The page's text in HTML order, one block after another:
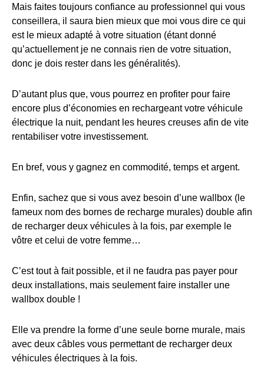
Mais faites toujours confiance au professionnel qui vous
conseillera, il saura bien mieux que moi vous dire ce qui
est le mieux adapté à votre situation (étant donné
qu’actuellement je ne connais rien de votre situation,
donc je dois rester dans les généralités).
D’autant plus que, vous pourrez en profiter pour faire
encore plus d’économies en rechargeant votre véhicule
électrique la nuit, pendant les heures creuses afin de vite
rentabiliser votre investissement.
En bref, vous y gagnez en commodité, temps et argent.
Enfin, sachez que si vous avez besoin d’une wallbox (le
fameux nom des bornes de recharge murales) double afin
de recharger deux véhicules à la fois, par exemple le
vôtre et celui de votre femme…
C’est tout à fait possible, et il ne faudra pas payer pour
deux installations, mais seulement faire installer une
wallbox double !
Elle va prendre la forme d’une seule borne murale, mais
avec deux câbles vous permettant de recharger deux
véhicules électriques à la fois.